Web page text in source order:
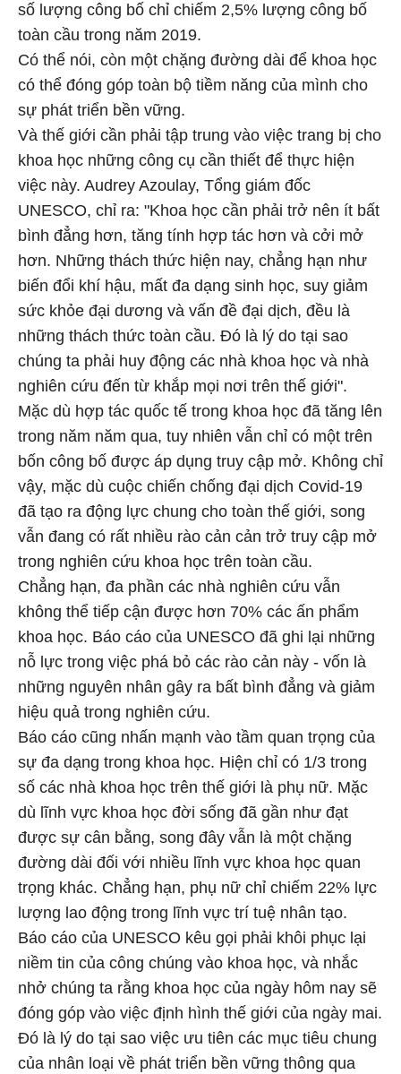
số lượng công bố chỉ chiếm 2,5% lượng công bố
toàn cầu trong năm 2019.
Có thể nói, còn một chặng đường dài để khoa học
có thể đóng góp toàn bộ tiềm năng của mình cho
sự phát triển bền vững.
Và thế giới cần phải tập trung vào việc trang bị cho
khoa học những công cụ cần thiết để thực hiện
việc này. Audrey Azoulay, Tổng giám đốc
UNESCO, chỉ ra: "Khoa học cần phải trở nên ít bất
bình đẳng hơn, tăng tính hợp tác hơn và cởi mở
hơn. Những thách thức hiện nay, chẳng hạn như
biến đổi khí hậu, mất đa dạng sinh học, suy giảm
sức khỏe đại dương và vấn đề đại dịch, đều là
những thách thức toàn cầu. Đó là lý do tại sao
chúng ta phải huy động các nhà khoa học và nhà
nghiên cứu đến từ khắp mọi nơi trên thế giới".
Mặc dù hợp tác quốc tế trong khoa học đã tăng lên
trong năm năm qua, tuy nhiên vẫn chỉ có một trên
bốn công bố được áp dụng truy cập mở. Không chỉ
vậy, mặc dù cuộc chiến chống đại dịch Covid-19
đã tạo ra động lực chung cho toàn thế giới, song
vẫn đang có rất nhiều rào cản cản trở truy cập mở
trong nghiên cứu khoa học trên toàn cầu.
Chẳng hạn, đa phần các nhà nghiên cứu vẫn
không thể tiếp cận được hơn 70% các ấn phẩm
khoa học. Báo cáo của UNESCO đã ghi lại những
nỗ lực trong việc phá bỏ các rào cản này - vốn là
những nguyên nhân gây ra bất bình đẳng và giảm
hiệu quả trong nghiên cứu.
Báo cáo cũng nhấn mạnh vào tầm quan trọng của
sự đa dạng trong khoa học. Hiện chỉ có 1/3 trong
số các nhà khoa học trên thế giới là phụ nữ. Mặc
dù lĩnh vực khoa học đời sống đã gần như đạt
được sự cân bằng, song đây vẫn là một chặng
đường dài đối với nhiều lĩnh vực khoa học quan
trọng khác. Chẳng hạn, phụ nữ chỉ chiếm 22% lực
lượng lao động trong lĩnh vực trí tuệ nhân tạo.
Báo cáo của UNESCO kêu gọi phải khôi phục lại
niềm tin của công chúng vào khoa học, và nhắc
nhở chúng ta rằng khoa học của ngày hôm nay sẽ
đóng góp vào việc định hình thế giới của ngày mai.
Đó là lý do tại sao việc ưu tiên các mục tiêu chung
của nhân loại về phát triển bền vững thông qua